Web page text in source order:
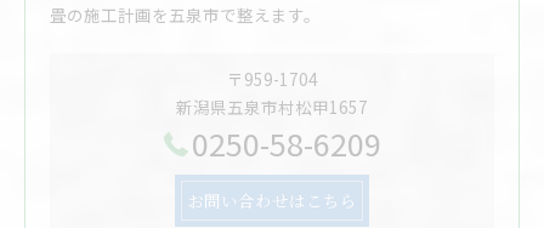
畳の施工計画を五泉市で整えます。
〒959-1704
新潟県五泉市村松甲1657
0250-58-6209
お問い合わせはこちら